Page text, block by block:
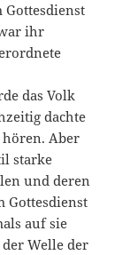
ihr
das Volk
dachte
hören. Aber
starke
und deren
Gottesdienst
auf sie
Welle der